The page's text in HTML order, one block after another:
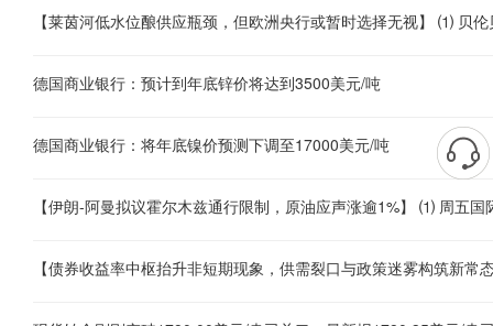
德国商业银行：预计到年底锌价将达到3500美元/吨
德国商业银行：将年底镍价预测下调至17000美元/吨